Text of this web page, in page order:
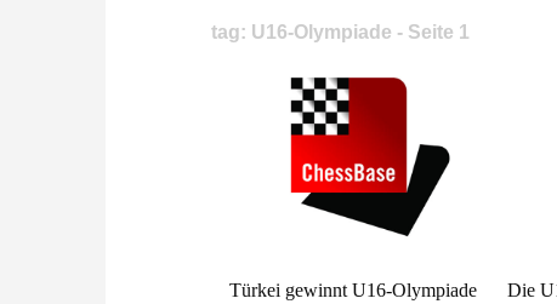
tag: U16-Olympiade - Seite 1
Türkei gewinnt U16-Olympiade Die